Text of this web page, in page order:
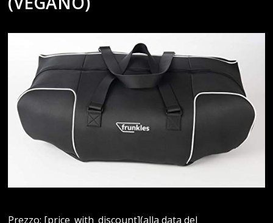
Prezzo: [price_with_discount](alla data del